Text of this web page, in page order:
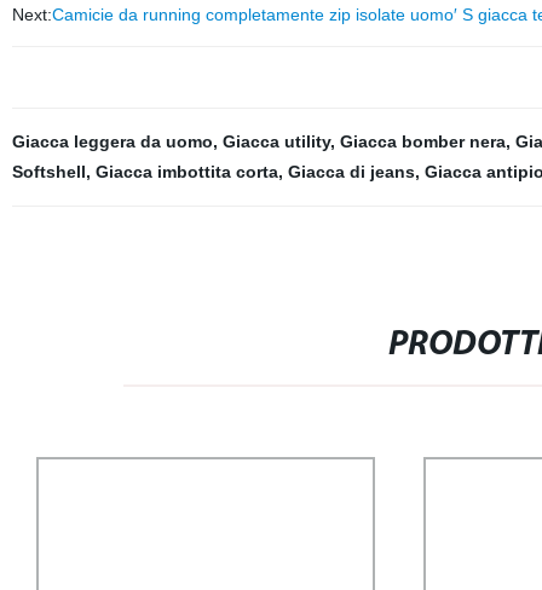
Next:Camicie da running completamente zip isolate uomo′ S
Giacca leggera da uomo, Giacca utility, Giacca bomber nera,
Softshell, Giacca imbottita corta, Giacca di jeans, Giacca